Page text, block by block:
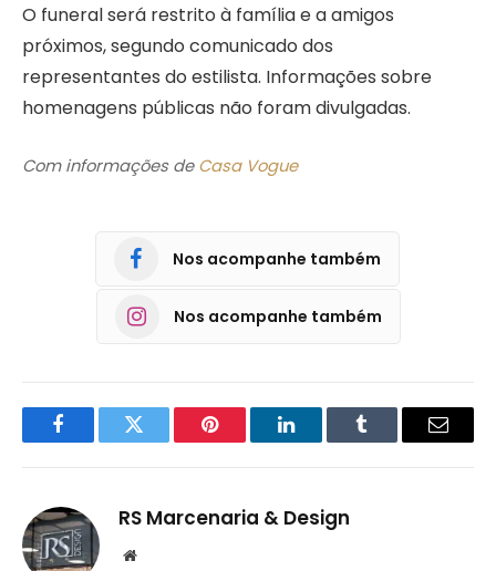
O funeral será restrito à família e a amigos
próximos, segundo comunicado dos
representantes do estilista. Informações sobre
homenagens públicas não foram divulgadas.
Com informações de Casa Vogue
Nos acompanhe também
Nos acompanhe também
FacebookTwitter Pinterest LinkedInTumblr Email
RS Marcenaria & Design
Website